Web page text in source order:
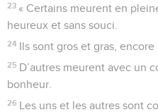
23 « Certains meurent en
heureux et sans souci.
24 Ils sont gros et gras, encore
25 D’autres meurent avec un
bonheur.
26 Les uns et les autres sont